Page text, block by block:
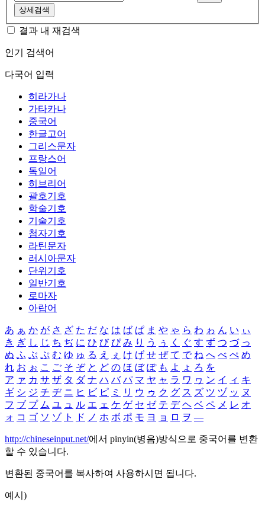
상세검색
결과 내 재검색
인기 검색어
다국어 입력
히라가나
가타카나
중국어
한글고어
그리스문자
프랑스어
독일어
히브리어
괄호기호
학술기호
기술기호
첨자기호
라틴문자
러시아문자
단위기호
일반기호
로마자
아랍어
あ ぁ か が さ ざ た だ な は ば ぱ ま や ゃ ら わ ゎ ん い ぃ
き ぎ し じ ち ぢ に ひ び ぴ み り う ぅ く ぐ す ず つ づ っ
ぬ ふ ぶ ぷ む ゆ ゅ る え ぇ け げ せ ぜ て で ね へ べ ぺ め
れ お ぉ こ ご そ ぞ と ど の ほ ぼ ぽ も よ ょ ろ を
ア ァ カ サ ザ タ ダ ナ ハ バ パ マ ヤ ャ ラ ワ ヮ ン イ ィ キ
ギ シ ジ チ ヂ ニ ヒ ビ ピ ミ リ ウ ゥ ク グ ス ズ ツ ヅ ッ ヌ
フ ブ プ ム ユ ュ ル エ ェ ケ ゲ セ ゼ テ デ ヘ ベ ペ メ レ オ
ォ コ ゴ ソ ゾ ト ド ノ ホ ボ ポ モ ヨ ョ ロ ヲ ―
http://chineseinput.net/에서 pinyin(병음)방식으로 중국어를 변환
할 수 있습니다.
변환된 중국어를 복사하여 사용하시면 됩니다.
예시)